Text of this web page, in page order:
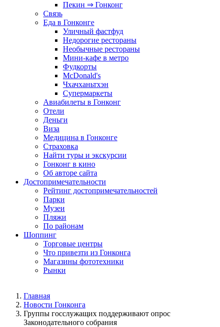
Пекин ⇒ Гонконг
Связь
Еда в Гонконге
Уличный фастфуд
Недорогие рестораны
Необычные рестораны
Мини-кафе в метро
Фудкорты
McDonald's
Чхачханьтхэн
Супермаркеты
Авиабилеты в Гонконг
Отели
Деньги
Виза
Медицина в Гонконге
Страховка
Найти туры и экскурсии
Гонконг в кино
Об авторе сайта
Достопримечательности
Рейтинг достопримечательностей
Парки
Музеи
Пляжи
По районам
Шоппинг
Торговые центры
Что привезти из Гонконга
Магазины фототехники
Рынки
Главная
Новости Гонконга
Группы госслужащих поддерживают опрос
Законодательного собрания